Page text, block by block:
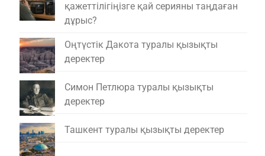
қажеттілігіңізге қай серияны таңдаған
дұрыс?
Оңтүстік Дакота туралы қызықты
деректер
Симон Петлюра туралы қызықты
деректер
Ташкент туралы қызықты деректер